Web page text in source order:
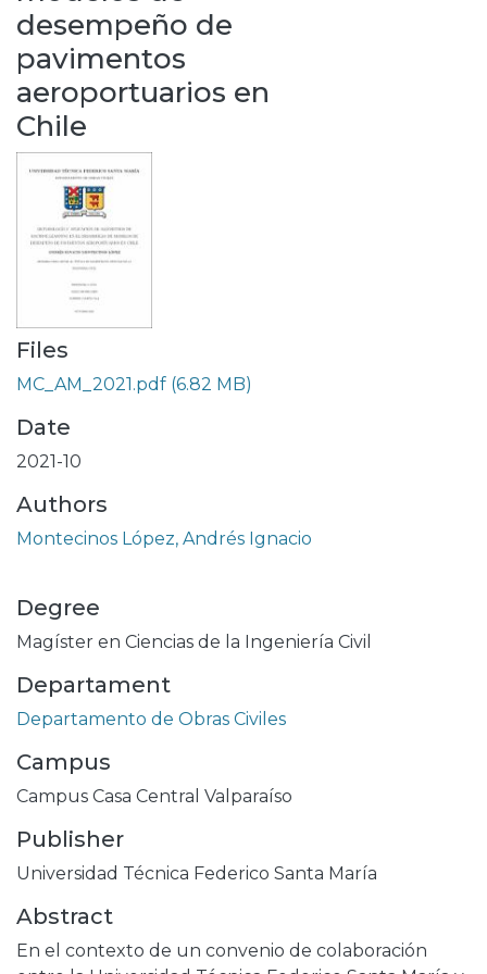
desempeño de
pavimentos
aeroportuarios en
Chile
Files
MC_AM_2021.pdf (6.82 MB)
Date
2021-10
Authors
Montecinos López, Andrés Ignacio
Degree
Magíster en Ciencias de la Ingeniería Civil
Departament
Departamento de Obras Civiles
Campus
Campus Casa Central Valparaíso
Publisher
Universidad Técnica Federico Santa María
Abstract
En el contexto de un convenio de colaboración